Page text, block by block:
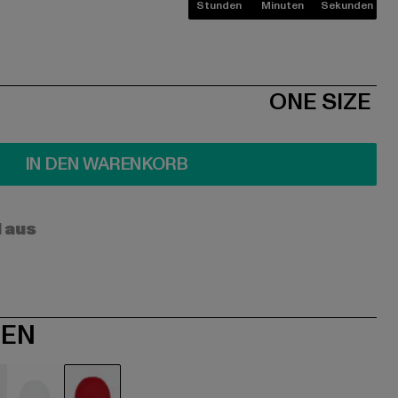
Stunden Minuten Sekunden
ONE SIZE
IN DEN WARENKORB